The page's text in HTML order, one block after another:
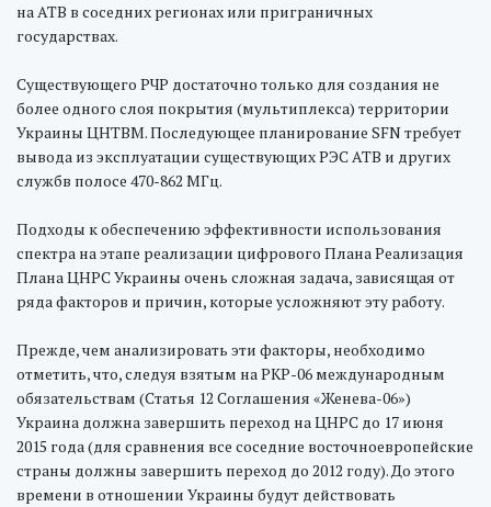
на АТВ в соседних регионах или приграничных
государствах.
Существующего РЧР достаточно только для создания не
более одного слоя покрытия (мультиплекса) территории
Украины ЦНТВМ. Последующее планирование SFN требует
вывода из эксплуатации существующих РЭС АТВ и других
службв полосе 470-862 МГц.
Подходы к обеспечению эффективности использования
спектра на этапе реализации цифрового Плана Реализация
Плана ЦНРС Украины очень сложная задача, зависящая от
ряда факторов и причин, которые усложняют эту работу.
Прежде, чем анализировать эти факторы, необходимо
отметить, что, следуя взятым на РКР-06 международным
обязательствам (Статья 12 Соглашения «Женева-06»)
Украина должна завершить переход на ЦНРС до 17 июня
2015 года (для сравнения все соседние восточноевропейские
страны должны завершить переход до 2012 году). До этого
времени в отношении Украины будут действовать